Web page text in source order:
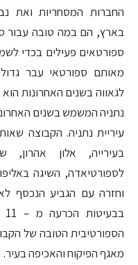
החברות המסחריות ואת
בארץ, הם במה טובה עבור
ספורטאים פעילים בכדי
מאותם ספורטאי עבר
לגאווה בשנים האחרונות
נתניה המשמש בשנים
עיריית נתניה. הקבוצה
בעירייה, אלון
לספורטיאדה, השיגה
וחזרה עם הגביע הנכסף
הספורטיבית הטובה של
מאגף הפיקוח והאכיפה בעיר.